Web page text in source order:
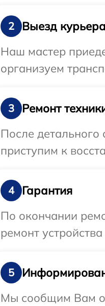
2
Выезд
Наш мастер
организуем
3
Ремонт
После
приступим к
4
Гарантия
По окончании
ремонт
5
Мы сообщим Вам о